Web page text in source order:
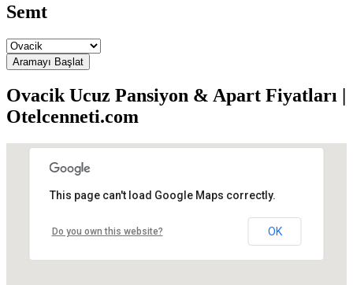
Semt
Ovacik Ucuz Pansiyon & Apart Fiyatları |
Otelcenneti.com
Monami Pansiyon
This page can't load Google Maps correctly.
Do you own this website? OK